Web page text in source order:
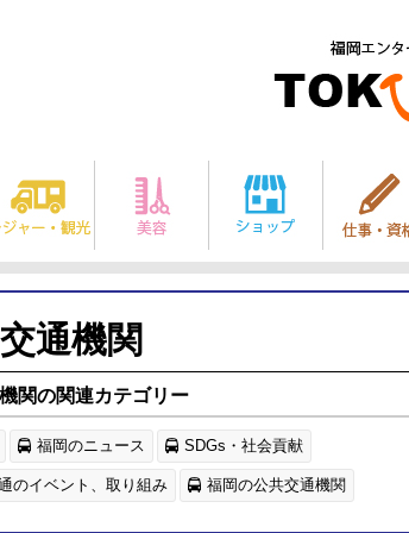
通機関
関の関連カテゴリー
福岡のニュース SDGs・社会貢献
のイベント、取り組み 福岡の公共交通機関